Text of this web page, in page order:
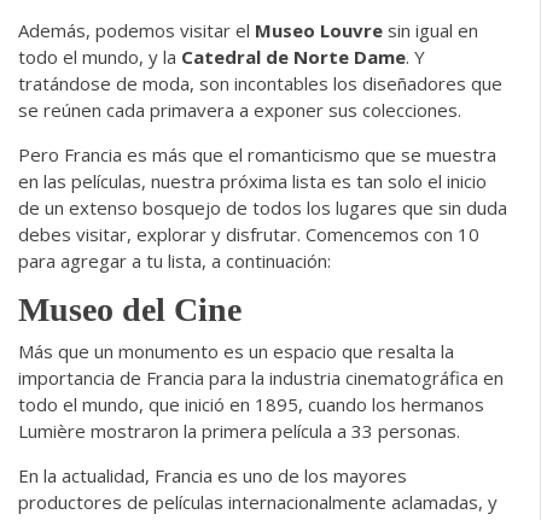
Además, podemos visitar el Museo Louvre sin igual en
todo el mundo, y la Catedral de Norte Dame. Y
tratándose de moda, son incontables los diseñadores que
se reúnen cada primavera a exponer sus colecciones.
Pero Francia es más que el romanticismo que se muestra
en las películas, nuestra próxima lista es tan solo el inicio
de un extenso bosquejo de todos los lugares que sin duda
debes visitar, explorar y disfrutar. Comencemos con 10
para agregar a tu lista, a continuación:
Museo del Cine
Más que un monumento es un espacio que resalta la
importancia de Francia para la industria cinematográfica en
todo el mundo, que inició en 1895, cuando los hermanos
Lumière mostraron la primera película a 33 personas.
En la actualidad, Francia es uno de los mayores
productores de películas internacionalmente aclamadas, y